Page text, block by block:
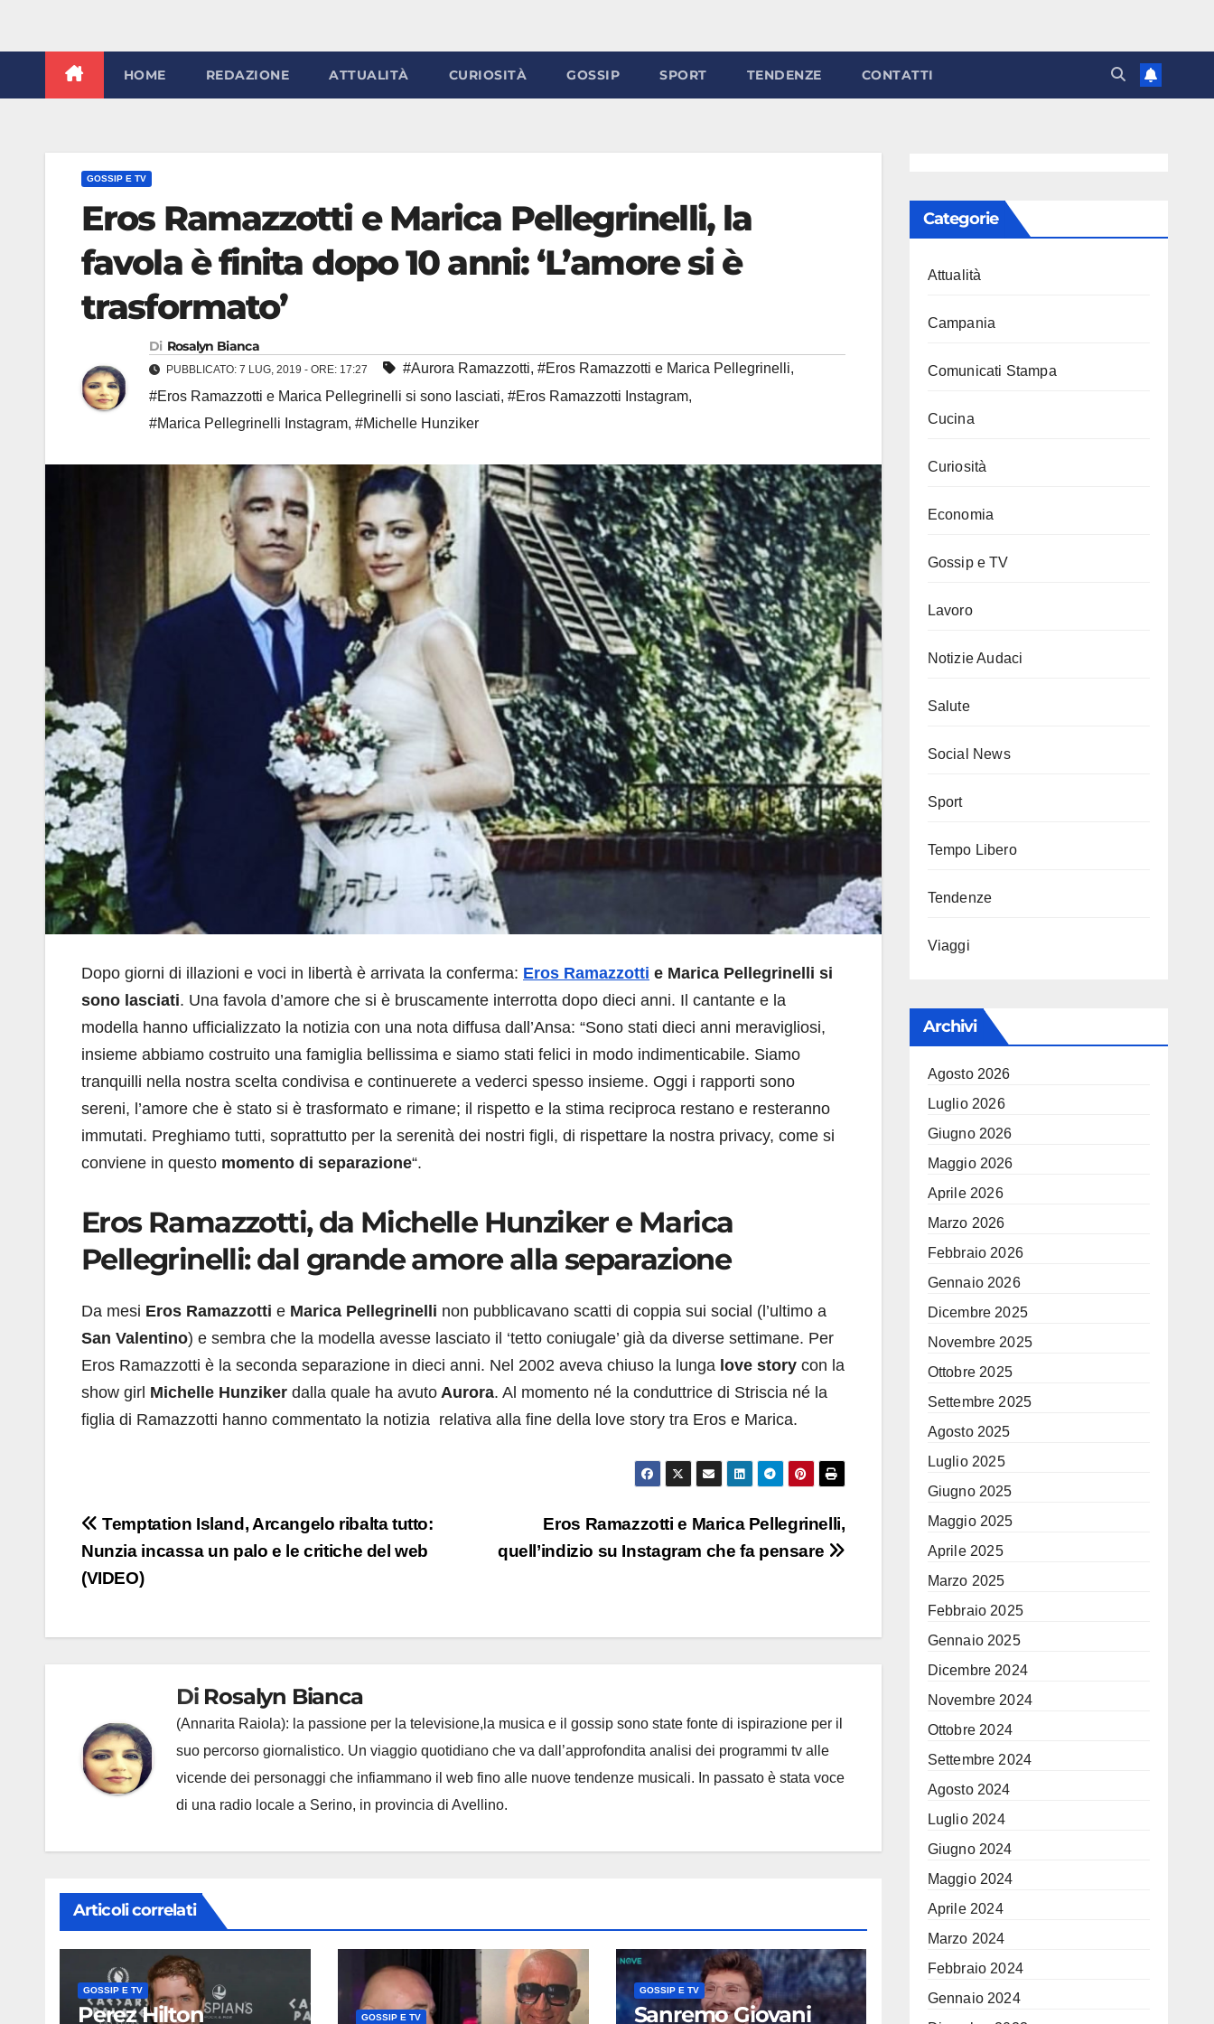
HOME REDAZIONE ATTUALITÀ CURIOSITÀ GOSSIP SPORT TENDENZE CONTATTI
GOSSIP E TV
Eros Ramazzotti e Marica Pellegrinelli, la
favola è finita dopo 10 anni: ‘L’amore si è
trasformato’
Di Rosalyn Bianca
PUBBLICATO: 7 LUG, 2019 - ORE: 17:27 #Aurora Ramazzotti, #Eros Ramazzotti e Marica Pellegrinelli,
#Eros Ramazzotti e Marica Pellegrinelli si sono lasciati, #Eros Ramazzotti Instagram,
#Marica Pellegrinelli Instagram, #Michelle Hunziker
Dopo giorni di illazioni e voci in libertà è arrivata la conferma: Eros Ramazzotti e Marica Pellegrinelli si
sono lasciati. Una favola d’amore che si è bruscamente interrotta dopo dieci anni. Il cantante e la
modella hanno ufficializzato la notizia con una nota diffusa dall’Ansa: “Sono stati dieci anni meravigliosi,
insieme abbiamo costruito una famiglia bellissima e siamo stati felici in modo indimenticabile. Siamo
tranquilli nella nostra scelta condivisa e continuerete a vederci spesso insieme. Oggi i rapporti sono
sereni, l’amore che è stato si è trasformato e rimane; il rispetto e la stima reciproca restano e resteranno
immutati. Preghiamo tutti, soprattutto per la serenità dei nostri figli, di rispettare la nostra privacy, come si
conviene in questo momento di separazione“.
Eros Ramazzotti, da Michelle Hunziker e Marica
Pellegrinelli: dal grande amore alla separazione
Da mesi Eros Ramazzotti e Marica Pellegrinelli non pubblicavano scatti di coppia sui social (l’ultimo a
San Valentino) e sembra che la modella avesse lasciato il ‘tetto coniugale’ già da diverse settimane. Per
Eros Ramazzotti è la seconda separazione in dieci anni. Nel 2002 aveva chiuso la lunga love story con la
show girl Michelle Hunziker dalla quale ha avuto Aurora. Al momento né la conduttrice di Striscia né la
figlia di Ramazzotti hanno commentato la notizia relativa alla fine della love story tra Eros e Marica.
Navigazione
articoli
Eros Ramazzotti e Marica Pellegrinelli,
quell’indizio su Instagram che fa pensare
Temptation Island, Arcangelo ribalta tutto:
Nunzia incassa un palo e le critiche del web
(VIDEO)
Di Rosalyn Bianca
(Annarita Raiola): la passione per la televisione,la musica e il gossip sono state fonte di ispirazione per il
suo percorso giornalistico. Un viaggio quotidiano che va dall’approfondita analisi dei programmi tv alle
vicende dei personaggi che infiammano il web fino alle nuove tendenze musicali. In passato è stata voce
di una radio locale a Serino, in provincia di Avellino.
Articoli correlati
GOSSIP E TV
Perez Hilton
GOSSIP E TV
GOSSIP E TV
Sanremo Giovani
Categorie
Attualità
Campania
Comunicati Stampa
Cucina
Curiosità
Economia
Gossip e TV
Lavoro
Notizie Audaci
Salute
Social News
Sport
Tempo Libero
Tendenze
Viaggi
Archivi
Agosto 2026
Luglio 2026
Giugno 2026
Maggio 2026
Aprile 2026
Marzo 2026
Febbraio 2026
Gennaio 2026
Dicembre 2025
Novembre 2025
Ottobre 2025
Settembre 2025
Agosto 2025
Luglio 2025
Giugno 2025
Maggio 2025
Aprile 2025
Marzo 2025
Febbraio 2025
Gennaio 2025
Dicembre 2024
Novembre 2024
Ottobre 2024
Settembre 2024
Agosto 2024
Luglio 2024
Giugno 2024
Maggio 2024
Aprile 2024
Marzo 2024
Febbraio 2024
Gennaio 2024